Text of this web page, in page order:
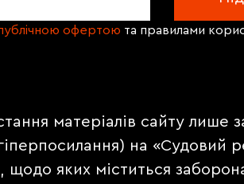
офертою та правилами
матеріалів сайту лише
на «Судовий
щодо яких міститься